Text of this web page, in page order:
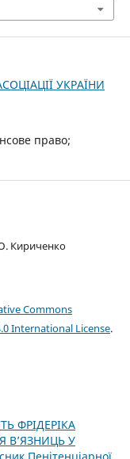
УКРАЇНИ
право;
Кириченко
Commons
International License.
ФРІДЕРІКА
В’ЯЗНИЦЬ У